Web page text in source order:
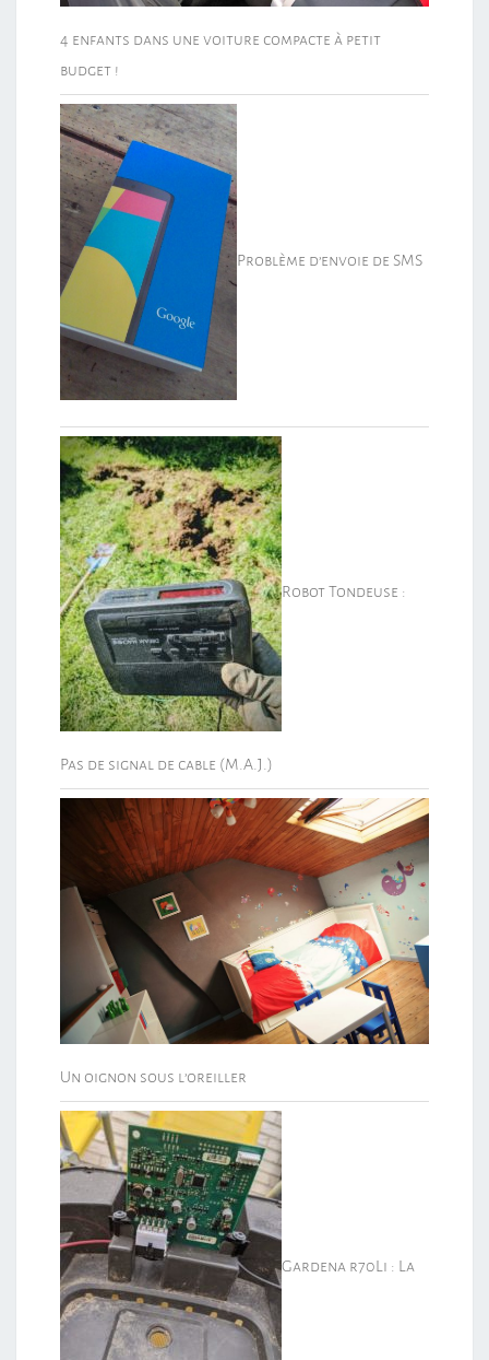
4 enfants dans une voiture compacte à petit
budget !
Problème d’envoie de SMS
Robot Tondeuse :
Pas de signal de cable (M.A.J.)
Un oignon sous l’oreiller
Gardena r70Li : La